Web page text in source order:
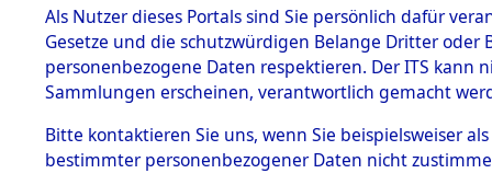
Effekten
1.2.9.1
Effekten aus
dem KZ
Dachau
1.2.9.2
Effekten aus
dem KZ
Als Nutzer dieses Portals sind Sie persönlich dafür
Gesetze und die schutzwürdigen Belange Dritter
personenbezogene Daten respektieren. Der ITS
Sammlungen erscheinen, verantwortlich gemacht
Bitte kontaktieren Sie uns, wenn Sie beispielsweiser
bestimmter personenbezogener Daten nicht